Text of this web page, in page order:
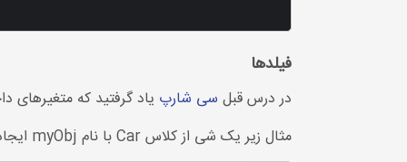
فیلدها
در درس قبل سی شارپ یاد گرفتید که متغیرهای
مثال زیر یک شی از کلاس Car با نام myObj ایجاد می کند. سپس مقدار رنگ زمینه ها و maxSpeed را چاپ می کنیم: